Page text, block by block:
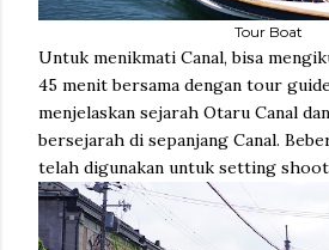
Tour Boat
Untuk menikmati Canal, bisa
45 menit bersama dengan tour
menjelaskan sejarah Otaru Canal
bersejarah di sepanjang Canal.
telah digunakan untuk setting